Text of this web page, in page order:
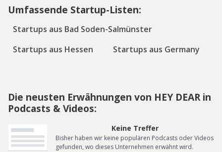
Umfassende Startup-Listen:
Startups aus Bad Soden-Salmünster
Startups aus Hessen
Startups aus Germany
Die neusten Erwähnungen von HEY DEAR in
Podcasts & Videos:
Keine Treffer
Bisher haben wir keine populären Podcasts oder Videos
gefunden, wo dieses Unternehmen erwähnt wird.